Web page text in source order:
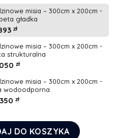
misia – 300cm x 200cm -
gładka
zł
misia – 300cm x 200cm -
strukturalna
zł
misia – 300cm x 200cm -
wodoodporna
zł
urodzinowe misia
DO KOSZYKA